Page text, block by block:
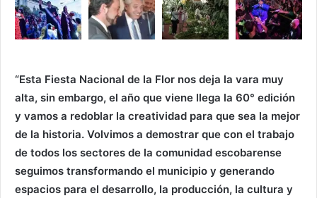
“Esta Fiesta Nacional de la Flor nos deja la vara muy
alta, sin embargo, el año que viene llega la 60° edición
y vamos a redoblar la creatividad para que sea la mejor
de la historia. Volvimos a demostrar que con el trabajo
de todos los sectores de la comunidad escobarense
seguimos transformando el municipio y generando
espacios para el desarrollo, la producción, la cultura y